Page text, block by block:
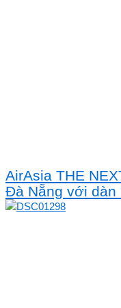
AirAsia THE
Đà Nẵng với dàn